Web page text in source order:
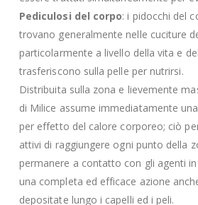
Pediculosi del corpo: i pidocchi del
trovano generalmente nelle cuciture
particolarmente a livello della vita e
trasferiscono sulla pelle per nutrirsi.
Distribuita sulla zona e lievemente
di Milice assume immediatamente
per effetto del calore corporeo; ciò
attivi di raggiungere ogni punto della
permanere a contatto con gli agenti
una completa ed efficace azione
depositate lungo i capelli ed i peli.